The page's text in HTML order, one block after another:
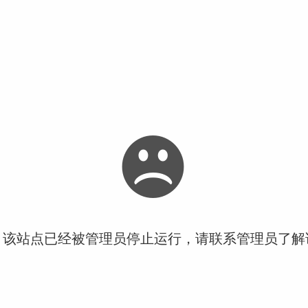
站点已经被管理员停止运行，请联系管理员了